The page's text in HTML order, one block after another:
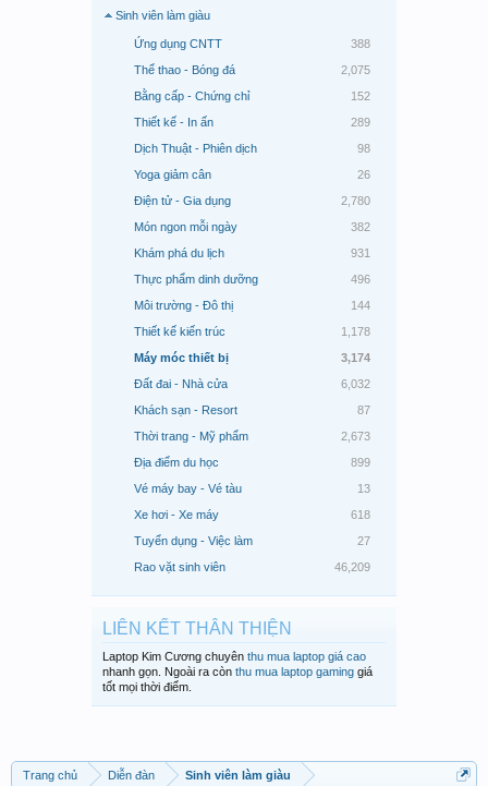
Sinh viên làm giàu
Ứng dụng CNTT
388
Thể thao - Bóng đá
2,075
Bằng cấp - Chứng chỉ
152
Thiết kế - In ấn
289
Dịch Thuật - Phiên dịch
98
Yoga giảm cân
26
Điện tử - Gia dụng
2,780
Món ngon mỗi ngày
382
Khám phá du lịch
931
Thực phẩm dinh dưỡng
496
Môi trường - Đô thị
144
Thiết kế kiến trúc
1,178
Máy móc thiết bị
3,174
Đất đai - Nhà cửa
6,032
Khách sạn - Resort
87
Thời trang - Mỹ phẩm
2,673
Địa điểm du học
899
Vé máy bay - Vé tàu
13
Xe hơi - Xe máy
618
Tuyển dụng - Việc làm
27
Rao vặt sinh viên
46,209
LIÊN KẾT THÂN THIỆN
Laptop Kim Cương chuyên thu mua laptop giá cao
nhanh gọn. Ngoài ra còn thu mua laptop gaming giá
tốt mọi thời điểm.
Trang chủ Diễn đàn Sinh viên làm giàu